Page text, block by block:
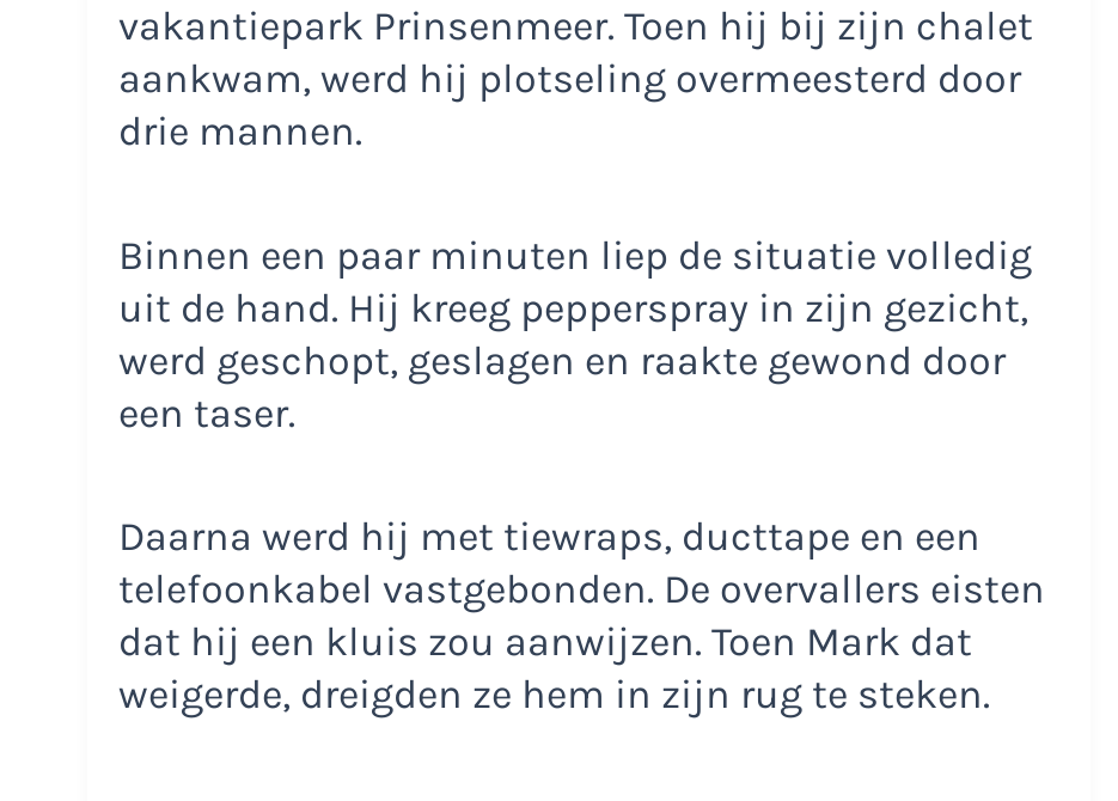
vakantiepark Prinsenmeer. Toen hij bij zijn chalet
aankwam, werd hij plotseling overmeesterd door
drie mannen.
Binnen een paar minuten liep de situatie volledig
uit de hand. Hij kreeg pepperspray in zijn gezicht,
werd geschopt, geslagen en raakte gewond door
een taser.
Daarna werd hij met tiewraps, ducttape en een
telefoonkabel vastgebonden. De overvallers eisten
dat hij een kluis zou aanwijzen. Toen Mark dat
weigerde, dreigden ze hem in zijn rug te steken.